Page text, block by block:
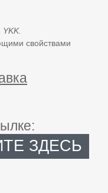
свойствами
ЗДЕСЬ